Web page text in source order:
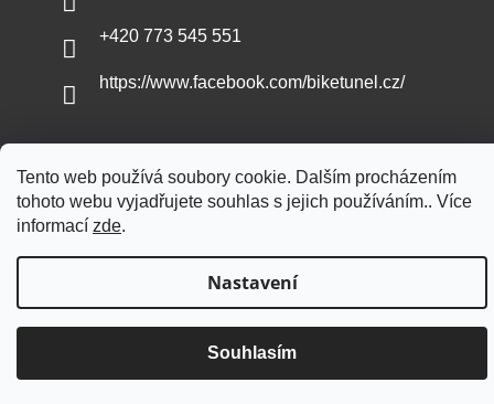
Tento web používá soubory cookie. Dalším procházením
tohoto webu vyjadřujete souhlas s jejich používáním.. Více
informací zde.
Nastavení
Souhlasím
+420 773 545 551
https://www.facebook.com/biketunel.cz/
Vytvořil Shoptet